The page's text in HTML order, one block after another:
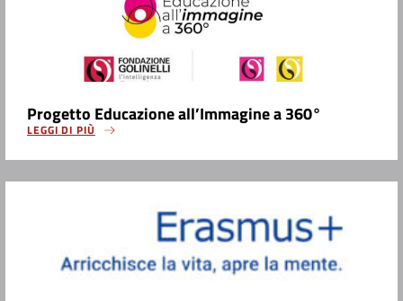
Progetto Educazione all’Immagine a 360°
LEGGI DI PIÙ